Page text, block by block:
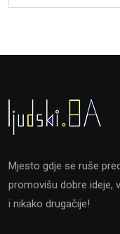
Mjesto gdje se ruše
promovišu dobre ideje,
i nikako drugačije!